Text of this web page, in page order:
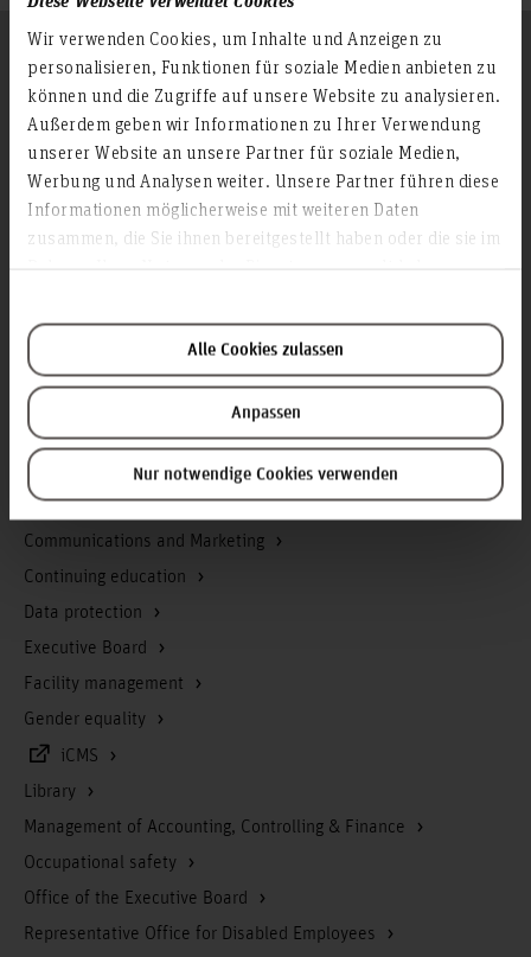
Wir verwenden Cookies, um Inhalte und Anzeigen zu
personalisieren, Funktionen für soziale Medien anbieten zu
können und die Zugriffe auf unsere Website zu analysieren.
Außerdem geben wir Informationen zu Ihrer Verwendung
unserer Website an unsere Partner für soziale Medien,
Werbung und Analysen weiter. Unsere Partner führen diese
Informationen möglicherweise mit weiteren Daten
zusammen, die Sie ihnen bereitgestellt haben oder die sie im
Alle Cookies zulassen
Anpassen
Nur notwendige Cookies verwenden
To the top
Info about the university
Contact & Arrival
Homepage of the Hochschule Hannover
Career
Follow us
Service & Organisation
Academic Affairs
Advisory Board
Advisory Services
Communications and Marketing
Continuing education
Data protection
Executive Board
Facility management
Gender equality
iCMS
Library
Management of Accounting, Controlling & Finance
Occupational safety
Office of the Executive Board
Representative Office for Disabled Employees